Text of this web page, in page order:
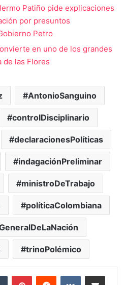
Patiño pide explicaciones
por presuntos
Petro
en uno de los grandes
de las Flores
AntonioSanguino
controlDisciplinario
declaracionesPolíticas
indagaciónPreliminar
ministroDeTrabajo
políticaColombiana
trinoPolémico
Tumblr PinterestReddit VKontakteCompartir vía Mail